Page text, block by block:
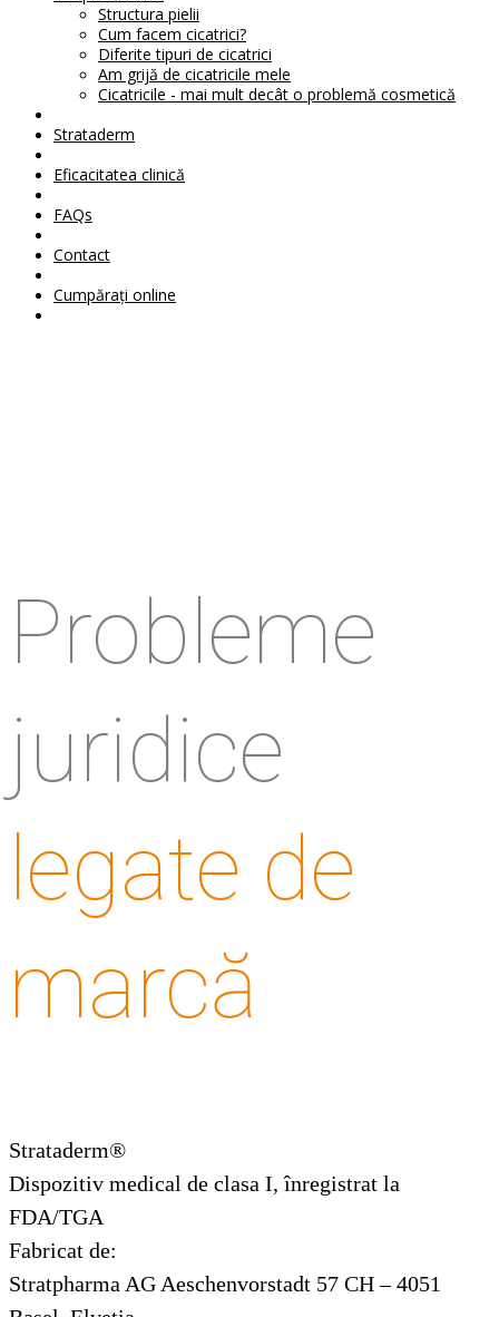
Structura pielii
Cum facem cicatrici?
Diferite tipuri de cicatrici
Am grijă de cicatricile mele
Cicatricile - mai mult decât o problemă cosmetică
Strataderm
Eficacitatea clinică
FAQs
Contact
Cumpărați online
Probleme
juridice
legate de
marcă
Strataderm®
Dispozitiv medical de clasa I, înregistrat la
FDA/TGA
Fabricat de:
Stratpharma AG Aeschenvorstadt 57 CH – 4051